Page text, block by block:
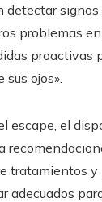
detectar signos
problemas
proactivas
ojos».
escape, el
tratamientos y
adecuados